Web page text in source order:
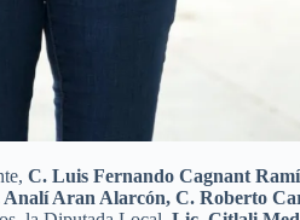
C. Luis Fernando Cagnant
Aran Alarcón, C. Roberto